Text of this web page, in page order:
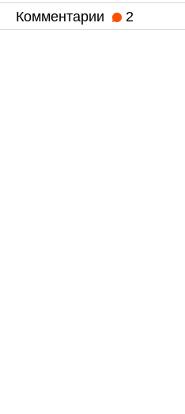
Комментарии 2